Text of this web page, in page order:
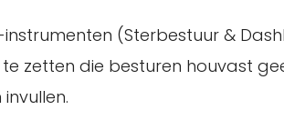
(Sterbestuur &
zetten die besturen houvast